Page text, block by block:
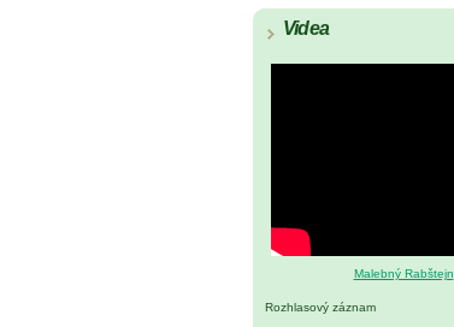
Videa
Malebný Rabštejn
Rozhlasový záznam